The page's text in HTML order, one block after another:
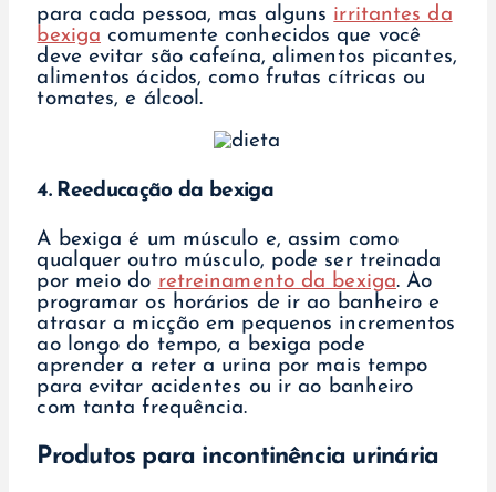
para cada pessoa, mas alguns irritantes da
bexiga comumente conhecidos que você
deve evitar são cafeína, alimentos picantes,
alimentos ácidos, como frutas cítricas ou
tomates, e álcool.
4. Reeducação da bexiga
A bexiga é um músculo e, assim como
qualquer outro músculo, pode ser treinada
por meio do retreinamento da bexiga. Ao
programar os horários de ir ao banheiro e
atrasar a micção em pequenos incrementos
ao longo do tempo, a bexiga pode
aprender a reter a urina por mais tempo
para evitar acidentes ou ir ao banheiro
com tanta frequência.
Produtos para incontinência urinária